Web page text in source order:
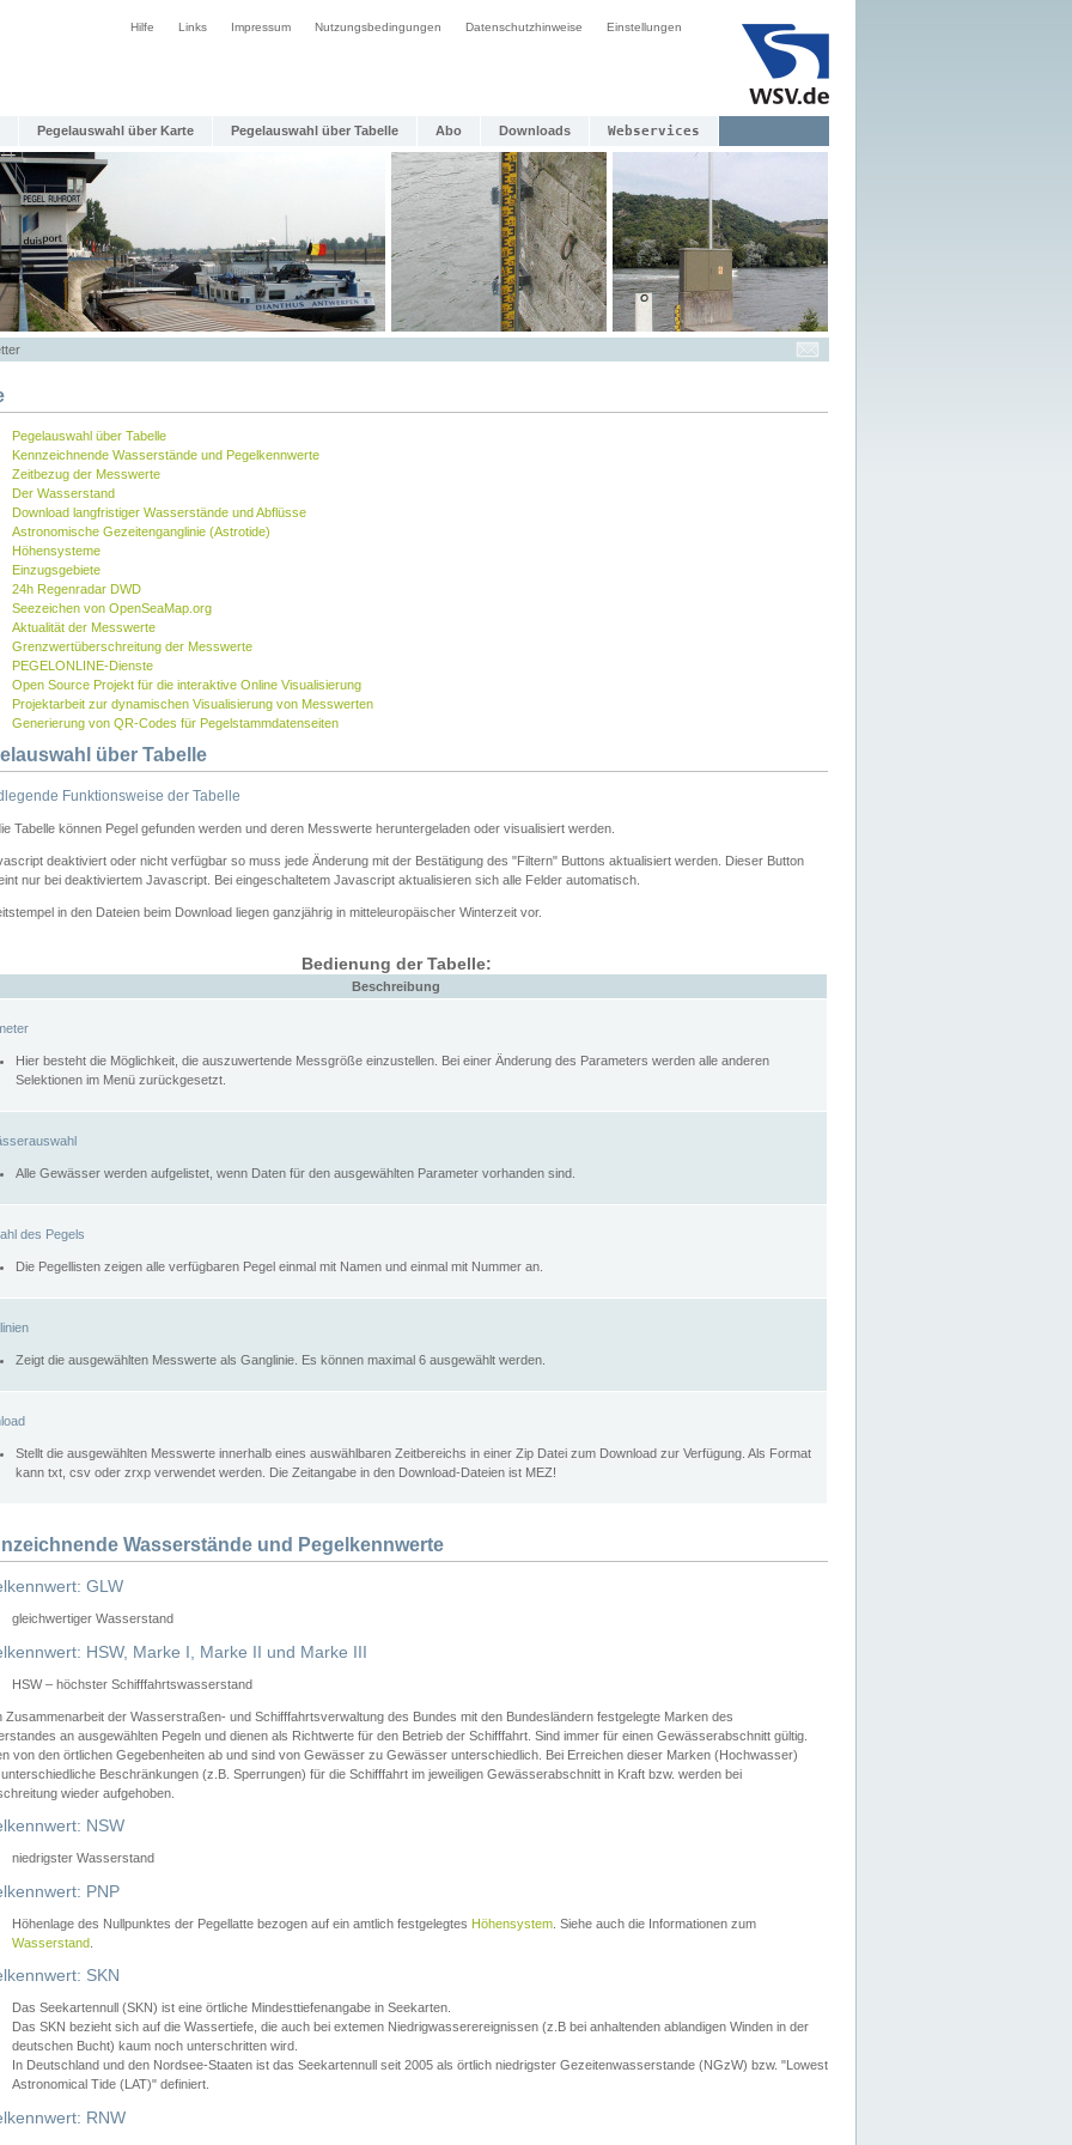
Hilfe Links Impressum Nutzungsbedingungen Datenschutzhinweise Einstellungen
Pegelauswahl über Karte Pegelauswahl über Tabelle Abo Downloads Webservices
Pegelauswahl über Tabelle
Kennzeichnende Wasserstände und Pegelkennwerte
Zeitbezug der Messwerte
Der Wasserstand
Download langfristiger Wasserstände und Abflüsse
Astronomische Gezeitenganglinie (Astrotide)
Höhensysteme
Einzugsgebiete
24h Regenradar DWD
Seezeichen von OpenSeaMap.org
Aktualität der Messwerte
Grenzwertüberschreitung der Messwerte
PEGELONLINE-Dienste
Open Source Projekt für die interaktive Online Visualisierung
Projektarbeit zur dynamischen Visualisierung von Messwerten
Generierung von QR-Codes für Pegelstammdatenseiten
über Tabelle
Funktionsweise der Tabelle
Tabelle können Pegel gefunden werden und deren Messwerte heruntergeladen oder visualisiert werden.
deaktiviert oder nicht verfügbar so muss jede Änderung mit der Bestätigung des "Filtern" Buttons aktualisiert werden. Dieser Button
nur bei deaktiviertem Javascript. Bei eingeschaltetem Javascript aktualisieren sich alle Felder automatisch.
in den Dateien beim Download liegen ganzjährig in mitteleuropäischer Winterzeit vor.
Bedienung der Tabelle:
Beschreibung
Hier besteht die Möglichkeit, die auszuwertende Messgröße einzustellen. Bei einer Änderung des Parameters werden alle anderen
Selektionen im Menü zurückgesetzt.
Alle Gewässer werden aufgelistet, wenn Daten für den ausgewählten Parameter vorhanden sind.
des Pegels
Die Pegellisten zeigen alle verfügbaren Pegel einmal mit Namen und einmal mit Nummer an.
Zeigt die ausgewählten Messwerte als Ganglinie. Es können maximal 6 ausgewählt werden.
Stellt die ausgewählten Messwerte innerhalb eines auswählbaren Zeitbereichs in einer Zip Datei zum Download zur Verfügung. Als Format
kann txt, csv oder zrxp verwendet werden. Die Zeitangabe in den Download-Dateien ist MEZ!
Wasserstände und Pegelkennwerte
GLW
gleichwertiger Wasserstand
HSW, Marke I, Marke II und Marke III
HSW – höchster Schifffahrtswasserstand
Zusammenarbeit der Wasserstraßen- und Schifffahrtsverwaltung des Bundes mit den Bundesländern festgelegte Marken des
an ausgewählten Pegeln und dienen als Richtwerte für den Betrieb der Schifffahrt. Sind immer für einen Gewässerabschnitt gültig.
von den örtlichen Gegebenheiten ab und sind von Gewässer zu Gewässer unterschiedlich. Bei Erreichen dieser Marken (Hochwasser)
Beschränkungen (z.B. Sperrungen) für die Schifffahrt im jeweiligen Gewässerabschnitt in Kraft bzw. werden bei
wieder aufgehoben.
NSW
niedrigster Wasserstand
PNP
Höhenlage des Nullpunktes der Pegellatte bezogen auf ein amtlich festgelegtes Höhensystem . Siehe auch die Informationen zum
Wasserstand
SKN
Das Seekartennull (SKN) ist eine örtliche Mindesttiefenangabe in Seekarten.
Das SKN bezieht sich auf die Wassertiefe, die auch bei extemen Niedrigwasserereignissen (z.B bei anhaltenden ablandigen Winden in der
deutschen Bucht) kaum noch unterschritten wird.
In Deutschland und den Nordsee-Staaten ist das Seekartennull seit 2005 als örtlich niedrigster Gezeitenwasserstande (NGzW) bzw. "Lowest
Astronomical Tide (LAT)" definiert.
RNW